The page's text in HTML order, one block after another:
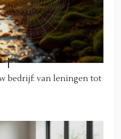
bedrijf: van leningen tot